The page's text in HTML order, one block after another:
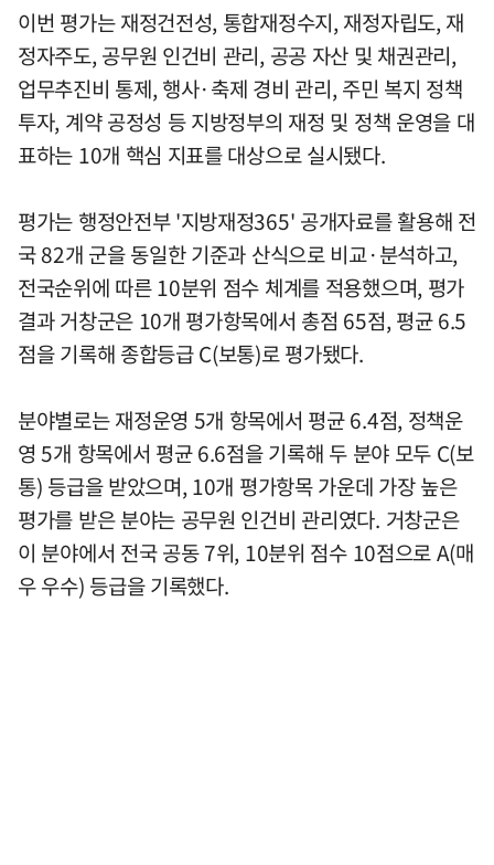
이번 평가는 재정건전성, 통합재정수지, 재정자립도, 재
정자주도, 공무원 인건비 관리, 공공 자산 및 채권관리,
업무추진비 통제, 행사·축제 경비 관리, 주민 복지 정책
투자, 계약 공정성 등 지방정부의 재정 및 정책 운영을 대
표하는 10개 핵심 지표를 대상으로 실시됐다.
평가는 행정안전부 '지방재정365' 공개자료를 활용해 전
국 82개 군을 동일한 기준과 산식으로 비교·분석하고,
전국순위에 따른 10분위 점수 체계를 적용했으며, 평가
결과 거창군은 10개 평가항목에서 총점 65점, 평균 6.5
점을 기록해 종합등급 C(보통)로 평가됐다.
분야별로는 재정운영 5개 항목에서 평균 6.4점, 정책운
영 5개 항목에서 평균 6.6점을 기록해 두 분야 모두 C(보
통) 등급을 받았으며, 10개 평가항목 가운데 가장 높은
평가를 받은 분야는 공무원 인건비 관리였다. 거창군은
이 분야에서 전국 공동 7위, 10분위 점수 10점으로 A(매
우 우수) 등급을 기록했다.